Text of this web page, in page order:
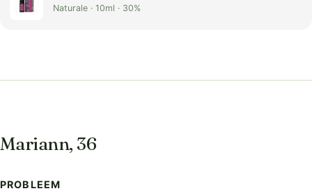
Naturale · 10ml · 30%
Mariann, 36
PROBLEEM